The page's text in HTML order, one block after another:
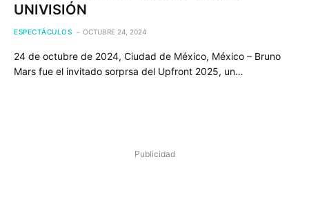
UNIVISIÓN
ESPECTÁCULOS OCTUBRE 24, 2024
24 de octubre de 2024, Ciudad de México, México – Bruno
Mars fue el invitado sorprsa del Upfront 2025, un…
Publicidad